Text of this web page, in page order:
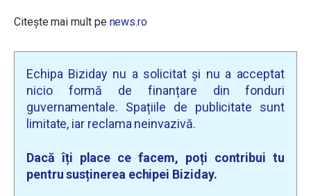
Citește mai mult pe news.ro
Echipa Biziday nu a solicitat și nu a acceptat
nicio formă de finanțare din fonduri
guvernamentale. Spațiile de publicitate sunt
limitate, iar reclama neinvazivă.
Dacă îți place ce facem, poți contribui tu
pentru susținerea echipei Biziday.